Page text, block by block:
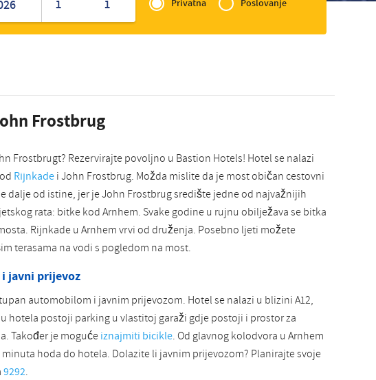
Slovak
1 1 Privatna Poslovanje
Frostbrug
Frostbrugt? Rezervirajte povoljno u Bastion Hotels! Hotel se nalazi
Rijnkadei John Frostbrug. Možda mislite da je most običan cestovni
dalje od istine, jer je John Frostbrug središte jedne od najvažnijih
rata: bitke kod Arnhem. Svake godine u rujnu obilježava se bitka
Rijnkade u Arnhem vrvi od druženja. Posebno ljeti možete
terasama na vodi s pogledom na most.
javni prijevoz
automobilom i javnim prijevozom. Hotel se nalazi u blizini A12,
hotela postoji parking u vlastitoj garaži gdje postoji i prostor za
Također je mogućeiznajmiti bicikle. Od glavnog kolodvora u Arnhem
hoda do hotela. Dolazite li javnim prijevozom? Planirajte svoje
9292.